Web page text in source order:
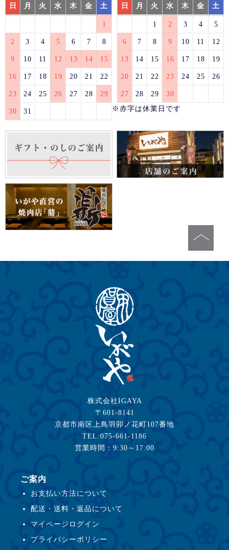
日 月 火 水 木 金 土
1
2 3 4 5 6 7 8
9 10 11 12 13 14 15
16 17 18 19 20 21 22
23 24 25 26 27 28 29
30 31
日 月 火 水 木 金 土
1 2 3 4 5
6 7 8 9 10 11 12
13 14 15 16 17 18 19
20 21 22 23 24 25 26
27 28 29
30
※赤字は休業日です
株式会社IGAYA
〒601-8141
京都市南区上鳥羽卯ノ花町107番地
TEL:075-661-1186
営業時間：9:30～17:00
ご案内
お支払い方法について
配送・送料・返品について
マイページログイン
プライバシーポリシー